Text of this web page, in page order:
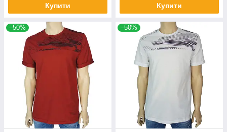
Купити Купити
–50% –50%